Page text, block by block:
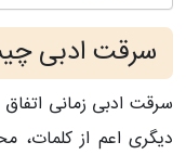
سرقت ادبی
سرقت ادبی زمانی
دیگری اعم از کلمات،